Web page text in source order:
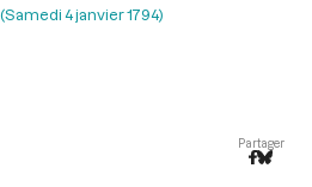
4 janvier 1794)
Partager